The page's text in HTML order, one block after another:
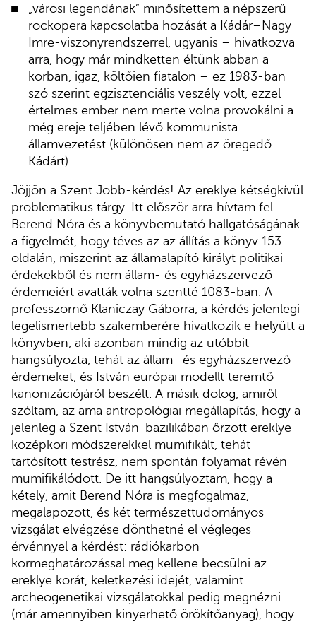
„városi legendának” minősítettem a népszerű
rockopera kapcsolatba hozását a Kádár–Nagy
Imre-viszonyrendszerrel, ugyanis – hivatkozva
arra, hogy már mindketten éltünk abban a
korban, igaz, költőien fiatalon – ez 1983-ban
szó szerint egzisztenciális veszély volt, ezzel
értelmes ember nem merte volna provokálni a
még ereje teljében lévő kommunista
államvezetést (különösen nem az öregedő
Kádárt).
Jöjjön a Szent Jobb-kérdés! Az ereklye kétségkívül
problematikus tárgy. Itt először arra hívtam fel
Berend Nóra és a könyvbemutató hallgatóságának
a figyelmét, hogy téves az az állítás a könyv 153.
oldalán, miszerint az államalapító királyt politikai
érdekekből és nem állam- és egyházszervező
érdemeiért avatták volna szentté 1083-ban. A
professzornő Klaniczay Gáborra, a kérdés jelenlegi
legelismertebb szakemberére hivatkozik e helyütt a
könyvben, aki azonban mindig az utóbbit
hangsúlyozta, tehát az állam- és egyházszervező
érdemeket, és István európai modellt teremtő
kanonizációjáról beszélt. A másik dolog, amiről
szóltam, az ama antropológiai megállapítás, hogy a
jelenleg a Szent István-bazilikában őrzött ereklye
középkori módszerekkel mumifikált, tehát
tartósított testrész, nem spontán folyamat révén
mumifikálódott. De itt hangsúlyoztam, hogy a
kétely, amit Berend Nóra is megfogalmaz,
megalapozott, és két természettudományos
vizsgálat elvégzése dönthetné el végleges
érvénnyel a kérdést: rádiókarbon
kormeghatározással meg kellene becsülni az
ereklye korát, keletkezési idejét, valamint
archeogenetikai vizsgálatokkal pedig megnézni
(már amennyiben kinyerhető örökítőanyag), hogy